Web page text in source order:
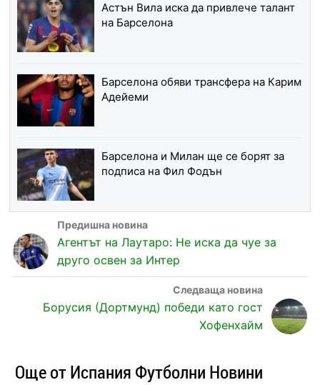
Астън Вила иска да привлече талант
на Барселона
Барселона обяви трансфера на Карим
Адейеми
Барселона и Милан ще се борят за
подписа на Фил Фодън
Агентът на Лаутаро: Не иска да чуе за
друго освен за Интер
Борусия (Дортмунд) победи като гост
Хофенхайм
Още от Испания Футболни Новини